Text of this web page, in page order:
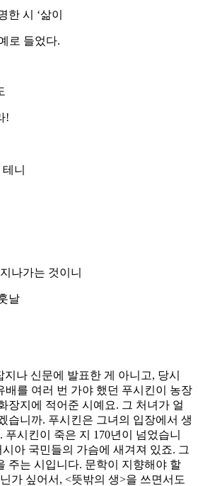
한 시 ‘삶이
로 들었다.
!
니
나가는 것이니
날
나 신문에 발표한 게 아니고, 당시
배를 여러 번 가야 했던 푸시킨이 농장
장지에 적어준 시예요. 그 처녀가 얼
습니까. 푸시킨은 그녀의 입장에서 생
시킨이 죽은 지 170년이 넘었습니
아 국민들의 가슴에 새겨져 있죠. 그
주는 시입니다. 문학이 지향해야 할
가 싶어서, <뜻밖의 생>을 쓰면서도